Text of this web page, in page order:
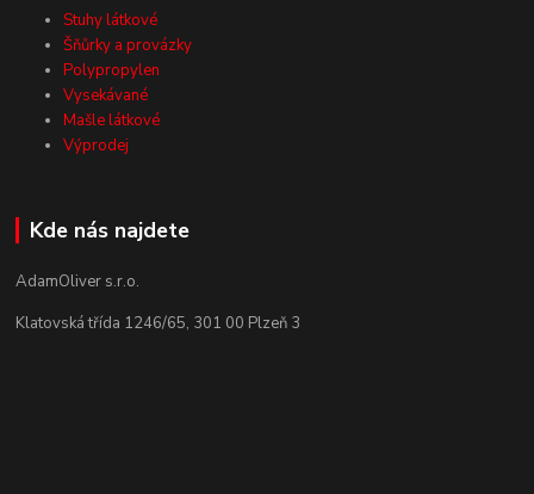
Stuhy látkové
Šňůrky a provázky
Polypropylen
Vysekávané
Mašle látkové
Výprodej
Kde nás najdete
AdamOliver s.r.o.
Klatovská třída 1246/65, 301 00 Plzeň 3